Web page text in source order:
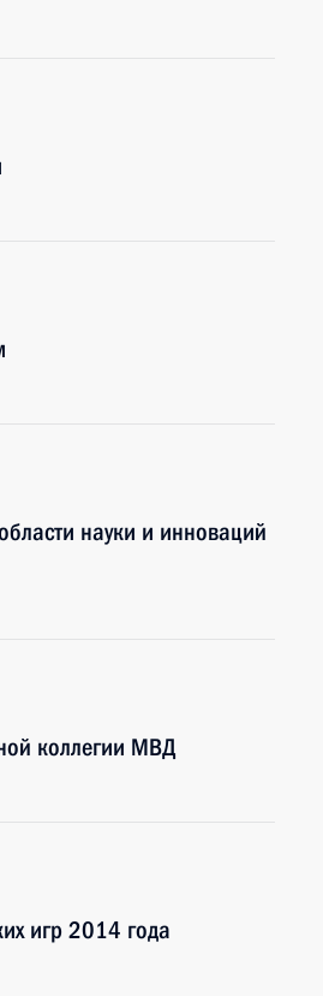
науки и инноваций
коллегии МВД
игр 2014 года